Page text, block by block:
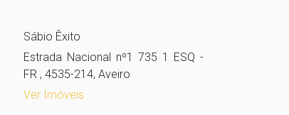
Sábio Êxito
Estrada Nacional nº1 735 1 ESQ -
FR , 4535-214, Aveiro
Ver Imóveis